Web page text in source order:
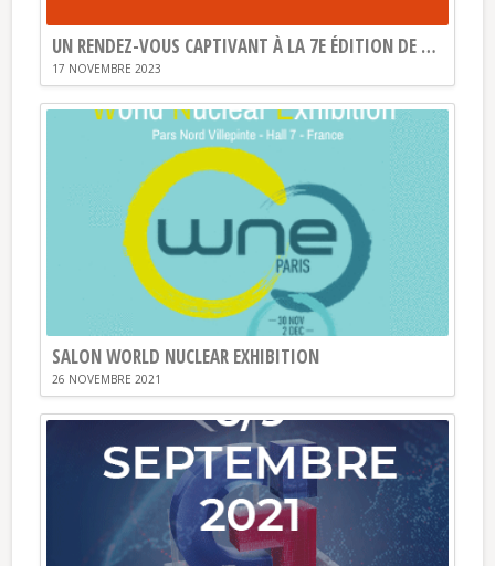
UN RENDEZ-VOUS CAPTIVANT À LA 7E ÉDITION DE NUCLEAR VALLEY !
17 NOVEMBRE 2023
SALON WORLD NUCLEAR EXHIBITION
26 NOVEMBRE 2021